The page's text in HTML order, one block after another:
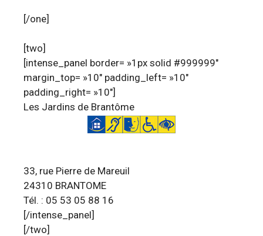
[/one]
[two]
[intense_panel border= »1px solid #999999″
margin_top= »10″ padding_left= »10″
padding_right= »10″]
Les Jardins de Brantôme
33, rue Pierre de Mareuil
24310 BRANTOME
Tél. : 05 53 05 88 16
[/intense_panel]
[/two]